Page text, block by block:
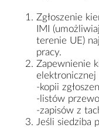
Zgłoszenie
IMI
terenie UE)
pracy.
Zapewnienie
elektronicznej
-kopii
-listów
-zapisów z
Jeśli siedziba